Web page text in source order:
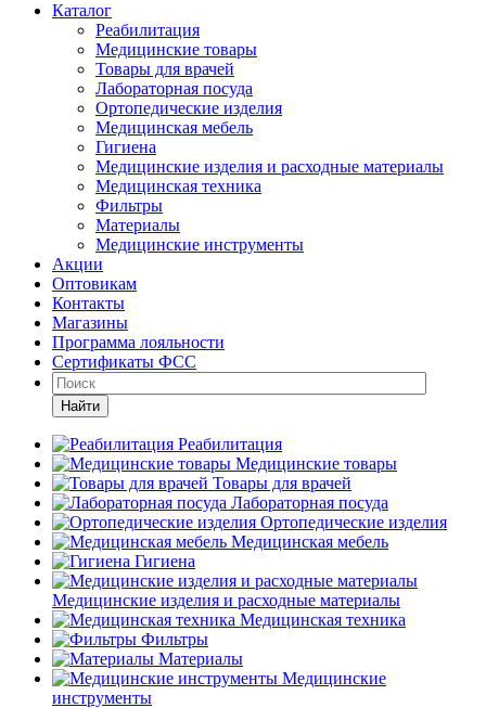
Каталог
Реабилитация
Медицинские товары
Товары для врачей
Лабораторная посуда
Ортопедические изделия
Медицинская мебель
Гигиена
Медицинские изделия и расходные материалы
Медицинская техника
Фильтры
Материалы
Медицинские инструменты
Акции
Оптовикам
Контакты
Магазины
Программа лояльности
Сертификаты ФСС
Найти
Реабилитация
Медицинские товары
Товары для врачей
Лабораторная посуда
Ортопедические изделия
Медицинская мебель
Гигиена
Медицинские изделия и расходные материалы
Медицинская техника
Фильтры
Материалы
Медицинские
инструменты